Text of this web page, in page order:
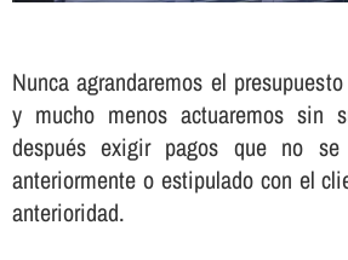
Nunca agrandaremos el
y mucho menos actuaremos sin
después exigir pagos que no se
anteriormente o estipulado con el
anterioridad.